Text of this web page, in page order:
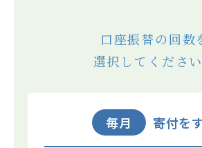
口座振替の回数
選択してください
毎月 寄付を